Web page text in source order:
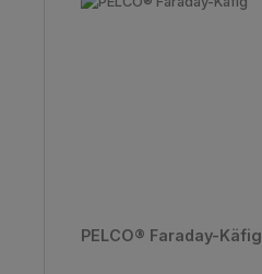
PELCO® Faraday-Käfig